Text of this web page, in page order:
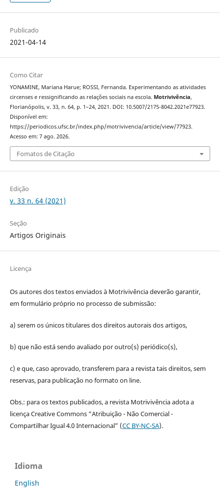
Publicado
2021-04-14
Como Citar
YONAMINE, Mariana Harue; ROSSI, Fernanda. Experimentando as atividades
circenses e ressignificando as relações sociais na escola. Motrivivência,
Florianópolis, v. 33, n. 64, p. 1–24, 2021. DOI: 10.5007/2175-8042.2021e77923.
Disponível em:
https://periodicos.ufsc.br/index.php/motrivivencia/article/view/77923.
Acesso em: 7 ago. 2026.
Fomatos de Citação
Edição
v. 33 n. 64 (2021)
Seção
Artigos Originais
Licença
Os autores dos textos enviados à Motrivivência deverão garantir,
em formulário próprio no processo de submissão:
a) serem os únicos titulares dos direitos autorais dos artigos,
b) que não está sendo avaliado por outro(s) periódico(s),
c) e que, caso aprovado, transferem para a revista tais direitos, sem
reservas, para publicação no formato on line.
Obs.: para os textos publicados, a revista Motrivivência adota a
licença Creative Commons “Atribuição - Não Comercial -
Compartilhar Igual 4.0 Internacional” (CC BY-NC-SA).
Idioma
English